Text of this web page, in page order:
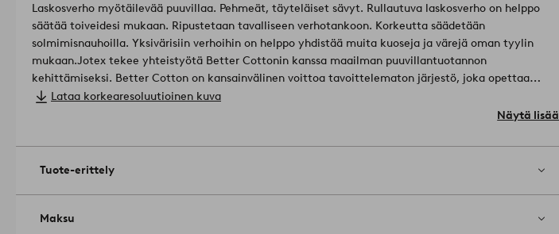
Laskosverho myötäilevää puuvillaa. Pehmeät, täyteläiset sävyt. Rullautuva laskosverho on helppo
säätää toiveidesi mukaan. Ripustetaan tavalliseen verhotankoon. Korkeutta säädetään
solmimisnauhoilla. Yksivärisiin verhoihin on helppo yhdistää muita kuoseja ja värejä oman tyylin
mukaan.Jotex tekee yhteistyötä Better Cottonin kanssa maailman puuvillantuotannon
kehittämiseksi. Better Cotton on kansainvälinen voittoa tavoittelematon järjestö, joka opettaa
puuvillanviljelijöille kestävämpiä puuvillanviljelytapoja sekä ohjaa tehokkaampaan veden käyttöön
ja torjunta-aineiden vähentämiseen. Better Cotton edistää puuvillanviljelijöiden sosiaalisia,
sijoitustamme Better Cottonin toimiin. Better Cotton kuuluu massatasapainojärjestelmään eikä ole
fyysisesti jäljitettävissä lopputuotteissa.
Koko: Enimmäispituus 90 cm, vähimmäispituus 20 cm. Ilmoita koko kun tilaat.
Lataa korkearesoluutioinen kuva
Näytä lisää
Tuote-erittely
Maksu